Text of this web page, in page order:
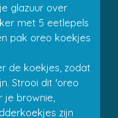
glazuur over
met 5 eetlepels
pak oreo koekjes
de koekjes, zodat
Strooi dit 'oreo
je brownie,
zijn